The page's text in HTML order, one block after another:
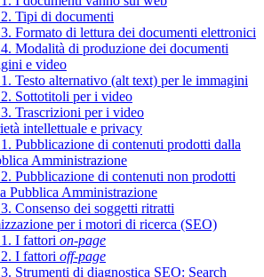
Tipi di documenti
Formato di lettura dei documenti elettronici
Modalità di produzione dei documenti
e video
Testo alternativo (alt text) per le immagini
Sottotitoli per i video
Trascrizioni per i video
intellettuale e privacy
Pubblicazione di contenuti prodotti dalla
Amministrazione
Pubblicazione di contenuti non prodotti
Pubblica Amministrazione
Consenso dei soggetti ritratti
per i motori di ricerca (SEO)
I fattori on-page
I fattori off-page
Strumenti di diagnostica SEO: Search